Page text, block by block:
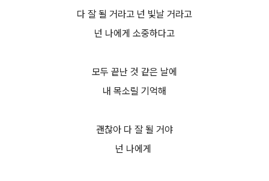
다 잘 될 거라고 넌 빛날 거라고
넌 나에게 소중하다고
모두 끝난 것 같은 날에
내 목소릴 기억해
괜찮아 다 잘 될 거야
넌 나에게